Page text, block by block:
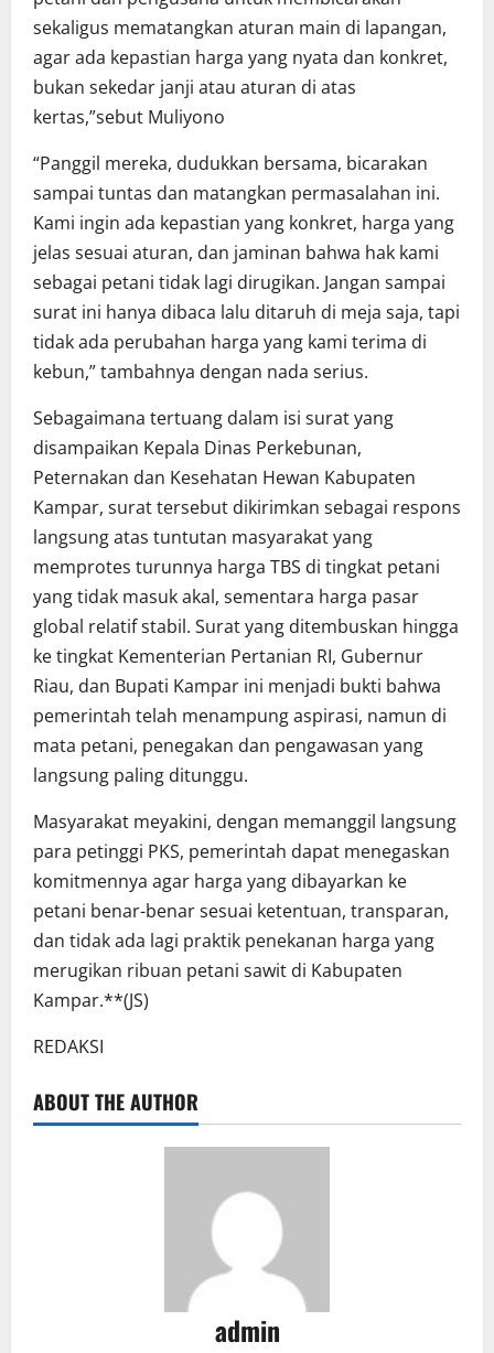
sekaligus mematangkan aturan main di lapangan,
agar ada kepastian harga yang nyata dan konkret,
bukan sekedar janji atau aturan di atas
kertas,”sebut Muliyono
“Panggil mereka, dudukkan bersama, bicarakan
sampai tuntas dan matangkan permasalahan ini.
Kami ingin ada kepastian yang konkret, harga yang
jelas sesuai aturan, dan jaminan bahwa hak kami
sebagai petani tidak lagi dirugikan. Jangan sampai
surat ini hanya dibaca lalu ditaruh di meja saja, tapi
tidak ada perubahan harga yang kami terima di
kebun,” tambahnya dengan nada serius.
Sebagaimana tertuang dalam isi surat yang
disampaikan Kepala Dinas Perkebunan,
Peternakan dan Kesehatan Hewan Kabupaten
Kampar, surat tersebut dikirimkan sebagai respons
langsung atas tuntutan masyarakat yang
memprotes turunnya harga TBS di tingkat petani
yang tidak masuk akal, sementara harga pasar
global relatif stabil. Surat yang ditembuskan hingga
ke tingkat Kementerian Pertanian RI, Gubernur
Riau, dan Bupati Kampar ini menjadi bukti bahwa
pemerintah telah menampung aspirasi, namun di
mata petani, penegakan dan pengawasan yang
langsung paling ditunggu.
Masyarakat meyakini, dengan memanggil langsung
para petinggi PKS, pemerintah dapat menegaskan
komitmennya agar harga yang dibayarkan ke
petani benar-benar sesuai ketentuan, transparan,
dan tidak ada lagi praktik penekanan harga yang
merugikan ribuan petani sawit di Kabupaten
Kampar.**(JS)
REDAKSI
ABOUT THE AUTHOR
admin